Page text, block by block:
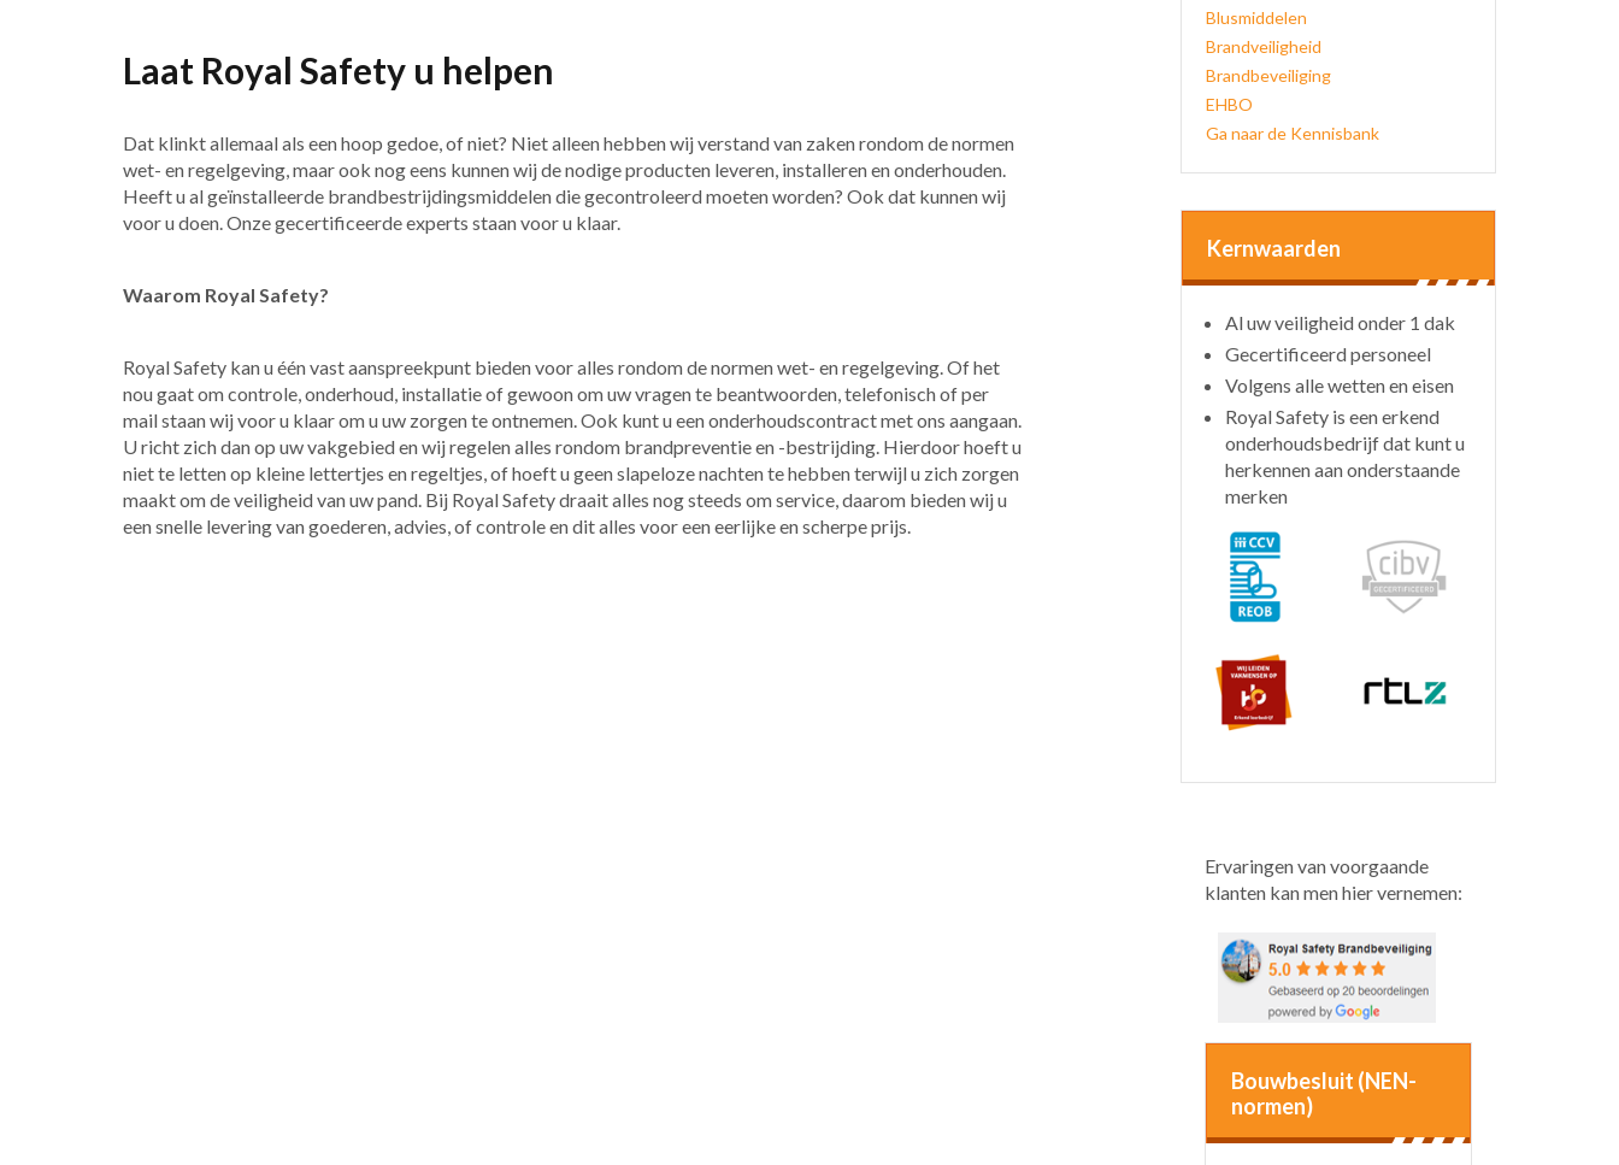
Laat Royal Safety u helpen
Dat klinkt allemaal als een hoop gedoe, of niet? Niet alleen hebben wij verstand van zaken rondom de normen
wet- en regelgeving, maar ook nog eens kunnen wij de nodige producten leveren, installeren en onderhouden.
Heeft u al geïnstalleerde brandbestrijdingsmiddelen die gecontroleerd moeten worden? Ook dat kunnen wij
voor u doen. Onze gecertificeerde experts staan voor u klaar.
Waarom Royal Safety?
Royal Safety kan u één vast aanspreekpunt bieden voor alles rondom de normen wet- en regelgeving. Of het
nou gaat om controle, onderhoud, installatie of gewoon om uw vragen te beantwoorden, telefonisch of per
mail staan wij voor u klaar om u uw zorgen te ontnemen. Ook kunt u een onderhoudscontract met ons aangaan.
U richt zich dan op uw vakgebied en wij regelen alles rondom brandpreventie en -bestrijding. Hierdoor hoeft u
niet te letten op kleine lettertjes en regeltjes, of hoeft u geen slapeloze nachten te hebben terwijl u zich zorgen
maakt om de veiligheid van uw pand. Bij Royal Safety draait alles nog steeds om service, daarom bieden wij u
een snelle levering van goederen, advies, of controle en dit alles voor een eerlijke en scherpe prijs.
Blusmiddelen
Brandveiligheid
Brandbeveiliging
EHBO
Ga naar de Kennisbank
Kernwaarden
Al uw veiligheid onder 1 dak
Gecertificeerd personeel
Volgens alle wetten en eisen
Royal Safety is een erkend
onderhoudsbedrijf dat kunt u
herkennen aan onderstaande
merken
Ervaringen van voorgaande
klanten kan men hier vernemen:
Bouwbesluit (NEN-
normen)